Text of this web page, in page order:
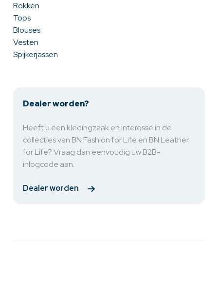
Rokken
Tops
Blouses
Vesten
Spijkerjassen
Dealer worden?
Heeft u een kledingzaak en interesse in de
collecties van BN Fashion for Life en BN Leather
for Life? Vraag dan eenvoudig uw B2B-
inlogcode aan.
Dealer worden